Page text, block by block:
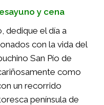
y cena
dedique el día a
con la vida del
San Pío de
como
un recorrido
península de